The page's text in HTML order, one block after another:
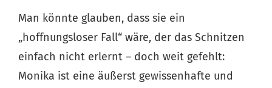
Man könnte glauben, dass sie ein
„hoffnungsloser Fall“ wäre, der das Schnitzen
einfach nicht erlernt – doch weit gefehlt:
Monika ist eine äußerst gewissenhafte und